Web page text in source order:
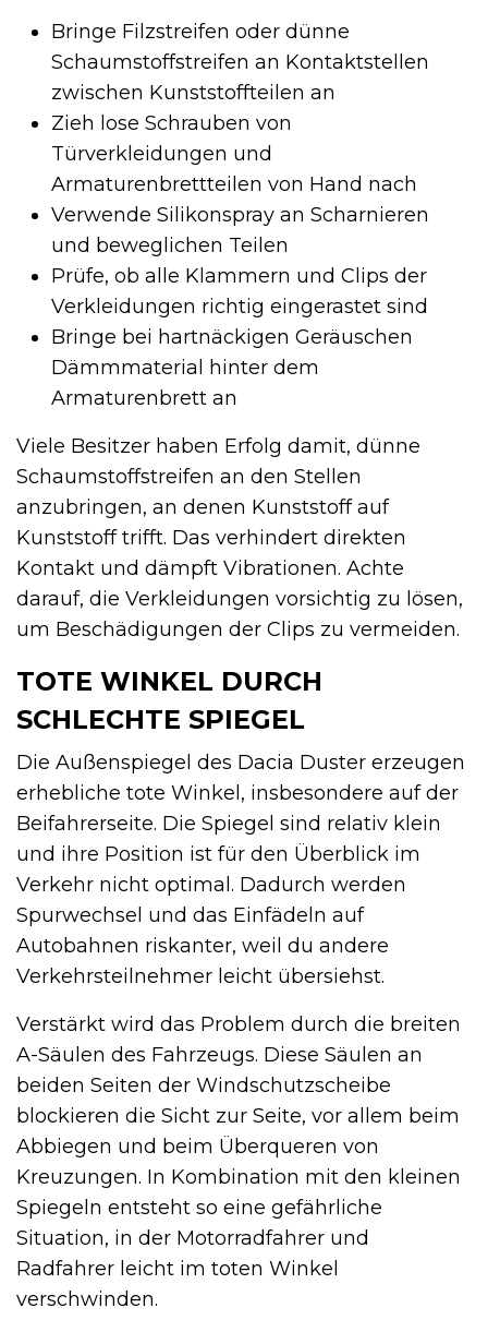
Bringe Filzstreifen oder dünne
Schaumstoffstreifen an Kontaktstellen
zwischen Kunststoffteilen an
Zieh lose Schrauben von
Türverkleidungen und
Armaturenbrettteilen von Hand nach
Verwende Silikonspray an Scharnieren
und beweglichen Teilen
Prüfe, ob alle Klammern und Clips der
Verkleidungen richtig eingerastet sind
Bringe bei hartnäckigen Geräuschen
Dämmmaterial hinter dem
Armaturenbrett an
Viele Besitzer haben Erfolg damit, dünne
Schaumstoffstreifen an den Stellen
anzubringen, an denen Kunststoff auf
Kunststoff trifft. Das verhindert direkten
Kontakt und dämpft Vibrationen. Achte
darauf, die Verkleidungen vorsichtig zu lösen,
um Beschädigungen der Clips zu vermeiden.
TOTE WINKEL DURCH
SCHLECHTE SPIEGEL
Die Außenspiegel des Dacia Duster erzeugen
erhebliche tote Winkel, insbesondere auf der
Beifahrerseite. Die Spiegel sind relativ klein
und ihre Position ist für den Überblick im
Verkehr nicht optimal. Dadurch werden
Spurwechsel und das Einfädeln auf
Autobahnen riskanter, weil du andere
Verkehrsteilnehmer leicht übersiehst.
Verstärkt wird das Problem durch die breiten
A-Säulen des Fahrzeugs. Diese Säulen an
beiden Seiten der Windschutzscheibe
blockieren die Sicht zur Seite, vor allem beim
Abbiegen und beim Überqueren von
Kreuzungen. In Kombination mit den kleinen
Spiegeln entsteht so eine gefährliche
Situation, in der Motorradfahrer und
Radfahrer leicht im toten Winkel
verschwinden.